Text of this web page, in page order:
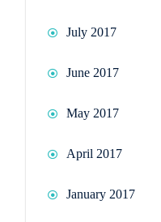
July 2017
June 2017
May 2017
April 2017
January 2017